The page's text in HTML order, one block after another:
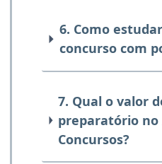
6. Como
concurso com
7. Qual o valor
preparatório no
Concursos?